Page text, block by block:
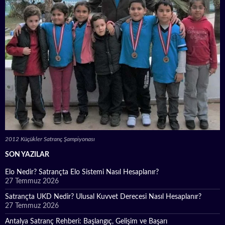
2012 Küçükler Satranç Şampiyonası
SON YAZILAR
Elo Nedir? Satrançta Elo Sistemi Nasıl Hesaplanır?
27 Temmuz 2026
Satrançta UKD Nedir? Ulusal Kuvvet Derecesi Nasıl Hesaplanır?
27 Temmuz 2026
Antalya Satranç Rehberi: Başlangıç, Gelişim ve Başarı